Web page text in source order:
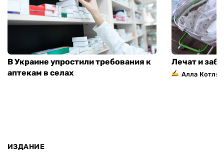
В Украине упростили требования к
аптекам в селах
Лечат и
Алла Котляр
ИЗДАНИЕ